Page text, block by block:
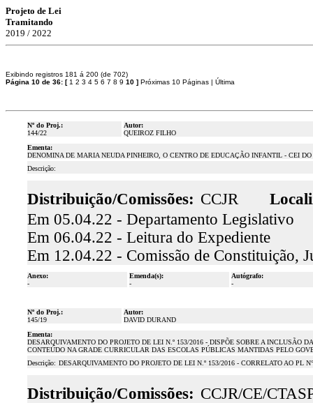
Projeto de Lei
Tramitando
2019 / 2022
Exibindo registros 181 á 200 (de 702)
Página 10 de 36: [ 1 2 3 4 5 6 7 8 9 10 ] Próximas 10 Páginas | Última
Nº do Proj.:
144/22
Autor:
QUEIROZ FILHO
Ementa:
DENOMINA DE MARIA NEUDA PINHEIRO, O CENTRO DE EDUCAÇÃO INFANTIL - CEI
Descrição:
Distribuição/Comissões: CCJR
Em 05.04.22 - Departamento Legislativo
Em 06.04.22 - Leitura do Expediente
Em 12.04.22 - Comissão de Constituição,
Anexo:
-
Emenda(s):
-
Autógrafo:
-
Nº do Proj.:
145/19
Autor:
DAVID DURAND
Ementa:
DESARQUIVAMENTO DO PROJETO DE LEI N.º 153/2016 - DISPÕE SOBRE A
CONTEÚDO NA GRADE CURRICULAR DAS ESCOLAS PÚBLICAS MANTIDAS PELO
Descrição: DESARQUIVAMENTO DO PROJETO DE LEI N.º 153/2016 - CORRELATO AO PL
Distribuição/Comissões: CCJR/CE/